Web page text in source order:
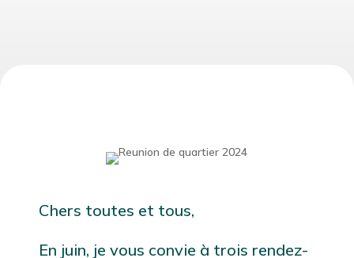
Chers toutes et tous,
En juin, je vous convie à trois rendez-